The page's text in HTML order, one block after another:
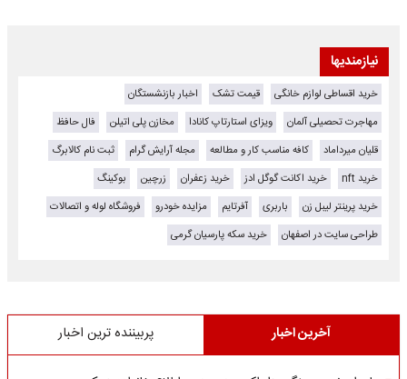
نیازمندیها
خرید اقساطی لوازم خانگی قیمت تشک
اخبار بازنشستگان
مهاجرت تحصیلی آلمان
ویزای استارتاپ کانادا مخازن پلی اتیلن
فال حافظ
قلیان میرداماد
کافه مناسب کار و مطالعه مجله آرایش گرام
ثبت نام کالابرگ
خرید nft
خرید اکانت گوگل ادز خرید زعفران زرچین
بوکینگ
خرید پرینتر لیبل زن
باربری آفرتایم مزایده خودرو
فروشگاه لوله و اتصالات
طراحی سایت در اصفهان
خرید سکه پارسیان گرمی
آخرین اخبار پربیننده ترین اخبار